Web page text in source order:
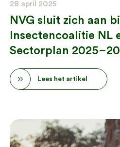
28 april 2025
NVG sluit zich aan
Insectencoalitie NL
Sectorplan
Lees het artikel